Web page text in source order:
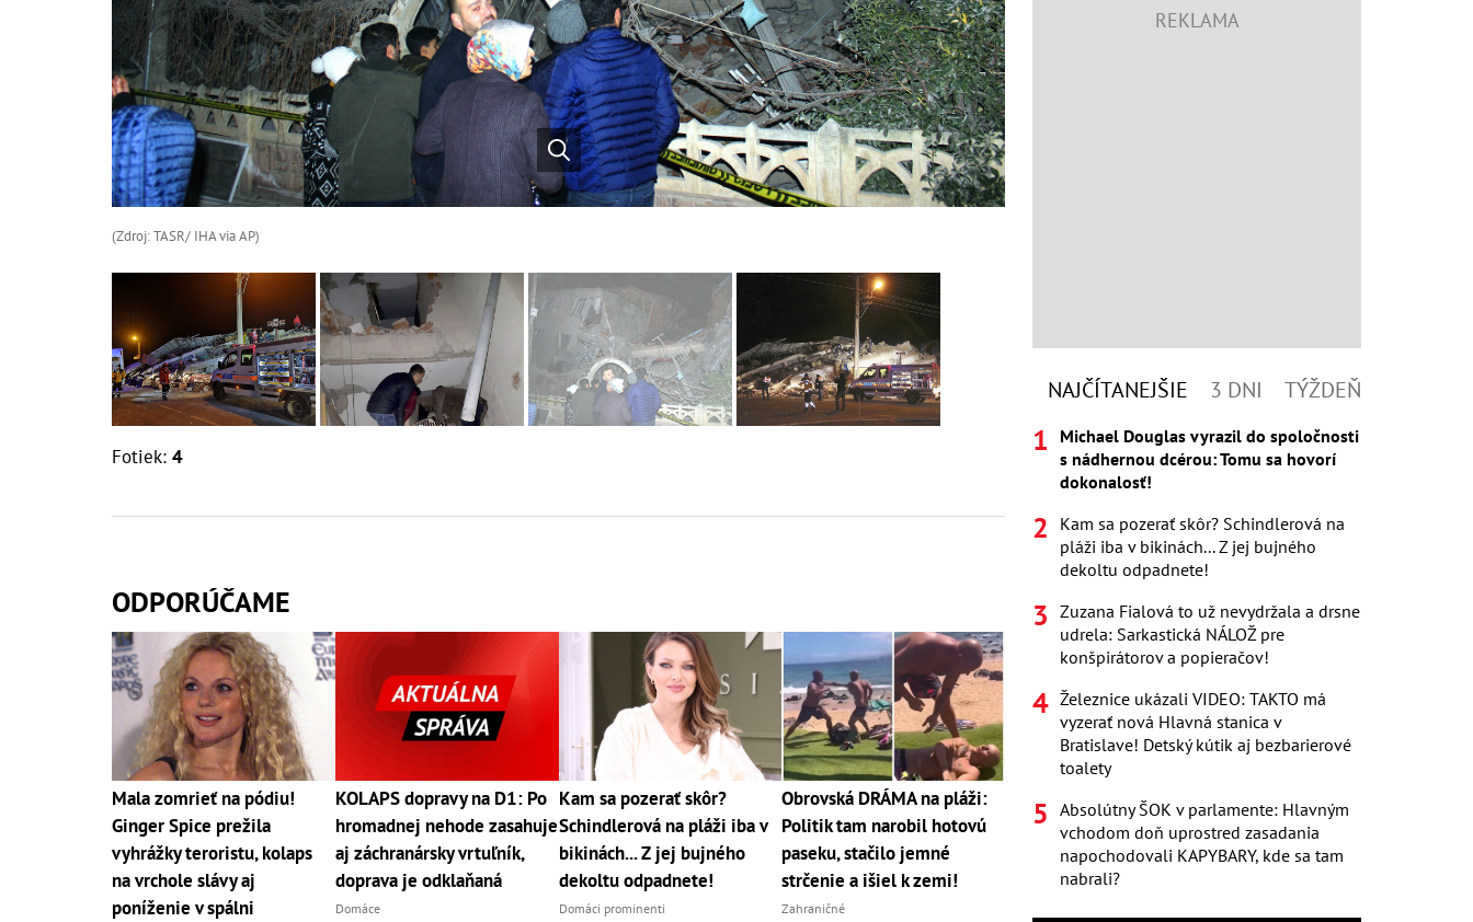
(Zdroj: TASR/ IHA via AP)
Fotiek: 4
ODPORÚČAME
Mala zomrieť na pódiu!
Ginger Spice prežila
vyhrážky teroristu, kolaps
na vrchole slávy aj
poníženie v spálni
KOLAPS dopravy na D1: Po
hromadnej nehode zasahuje
aj záchranársky vrtuľník,
doprava je odklaňaná
Domáce
Kam sa pozerať skôr?
Schindlerová na pláži iba v
bikinách... Z jej bujného
dekoltu odpadnete!
Domáci prominenti
Obrovská DRÁMA na pláži:
Politik tam narobil hotovú
paseku, stačilo jemné
strčenie a išiel k zemi!
Zahraničné
NAJČÍTANEJŠIE 3 DNI TÝŽDEŇ
Michael Douglas vyrazil do spoločnosti
s nádhernou dcérou: Tomu sa hovorí
dokonalosť!
Kam sa pozerať skôr? Schindlerová na
pláži iba v bikinách... Z jej bujného
dekoltu odpadnete!
Zuzana Fialová to už nevydržala a drsne
udrela: Sarkastická NÁLOŽ pre
konšpirátorov a popieračov!
Železnice ukázali VIDEO: TAKTO má
vyzerať nová Hlavná stanica v
Bratislave! Detský kútik aj bezbarierové
toalety
Absolútny ŠOK v parlamente: Hlavným
vchodom doň uprostred zasadania
napochodovali KAPYBARY, kde sa tam
nabrali?